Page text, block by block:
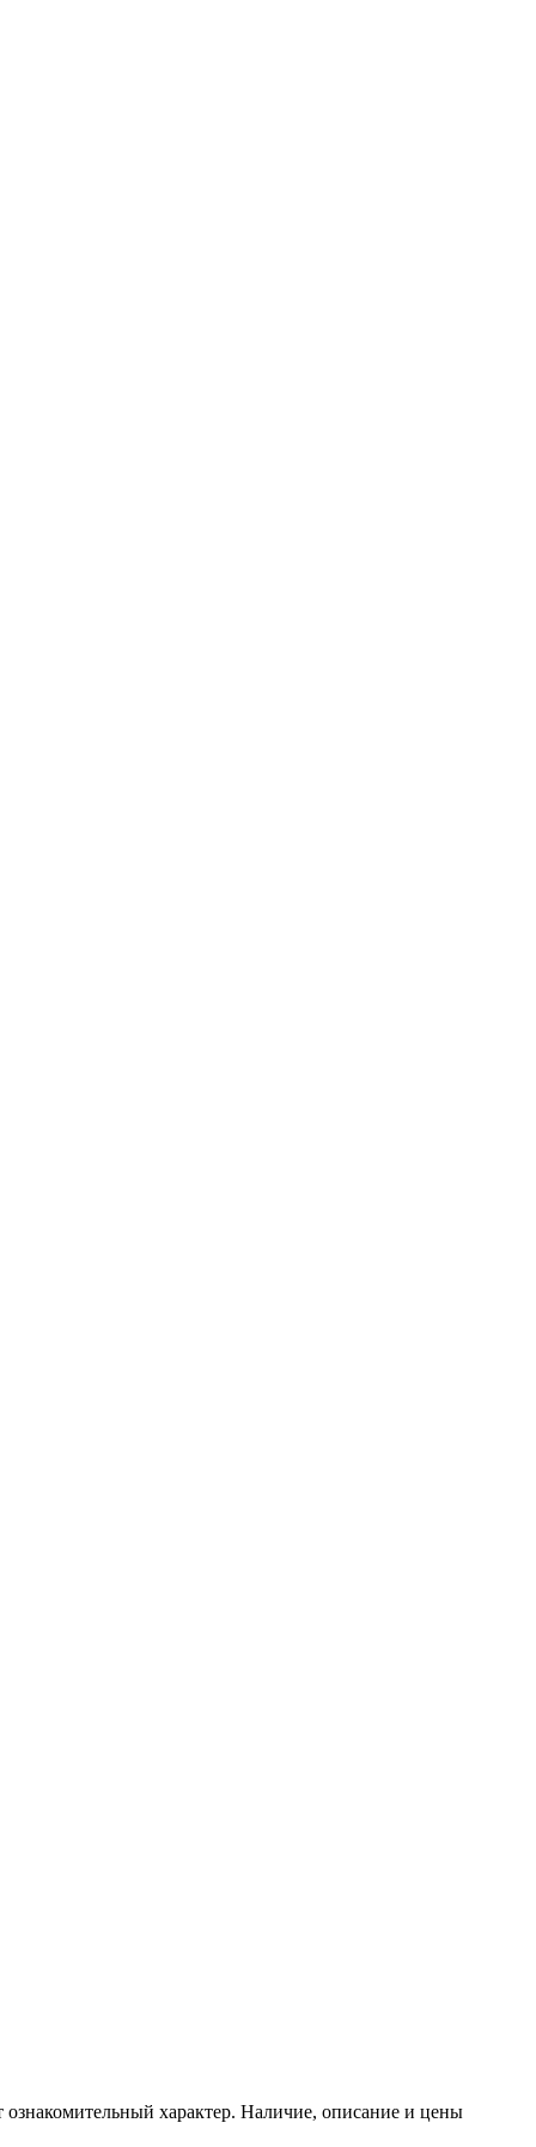
характер. Наличие, описание и цены